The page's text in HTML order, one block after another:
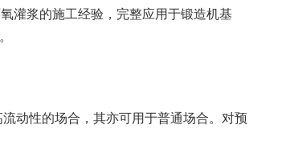
灌浆的施工经验，完整应用于锻造机基
动性的场合，其亦可用于普通场合。对预